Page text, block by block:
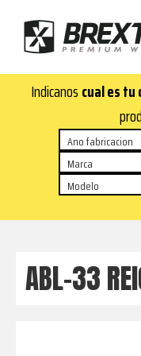
contenido
principal
de
página
Brexten
aluminio
premium
¡En
Brexten.com
encontrarás
aluminio
top!
y
estilo
Indicanos cual es tu
ABL-33